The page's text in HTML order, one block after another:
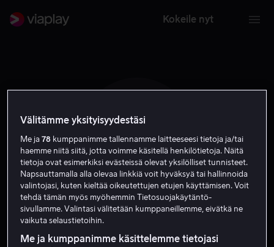
Kokeile nyt
R K
Rita Karin
Välitämme yksityisyydestäsi
Me ja78 kumppanimme tallennamme laitteeseesi tietoja ja/tai
haemme niitä siitä, jotta voimme käsitellä henkilötietoja. Näitä
tietoja ovat esimerkiksi evästeissä olevat yksilölliset tunnisteet.
Napsauttamalla alla olevaa linkkiä voit hyväksyä tai hallinnoida
valintojasi, kuten kieltää oikeutettujen etujen käyttämisen. Voit
tehdä tämän myös myöhemmin Tietosuojakäytäntö-
sivullamme. Valintasi välitetään kumppaneillemme, eivätkä ne
vaikuta selaustietoihin.
Me ja kumppanimme käsittelemme tietojasi